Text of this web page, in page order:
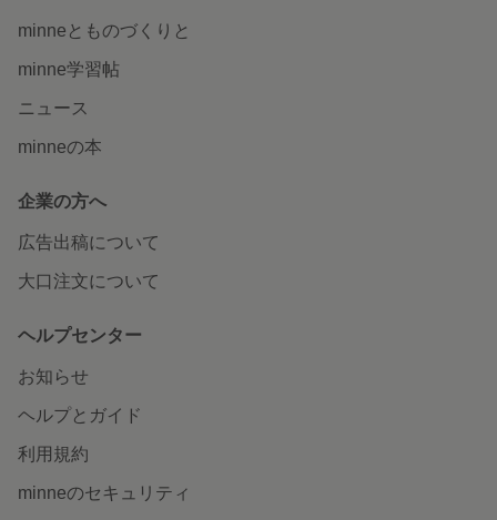
minneとものづくりと
minne学習帖
ニュース
minneの本
企業の方へ
広告出稿について
大口注文について
ヘルプセンター
お知らせ
ヘルプとガイド
利用規約
minneのセキュリティ